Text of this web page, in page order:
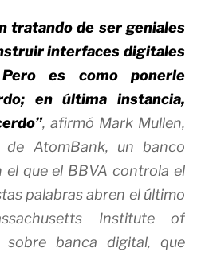
tratando de ser geniales
interfaces digitales
es como ponerle
en última instancia,
, afirmó Mark Mullen,
de AtomBank, un banco
que el BBVA controla el
palabras abren el último
Institute of
sobre banca digital, que